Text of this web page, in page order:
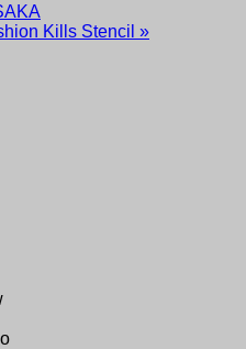
Kills Stencil »